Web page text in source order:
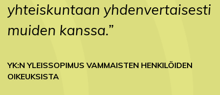
yhteiskuntaan yhdenvertaisesti
muiden kanssa.”
YK:N YLEISSOPIMUS VAMMAISTEN HENKILÖIDEN
OIKEUKSISTA